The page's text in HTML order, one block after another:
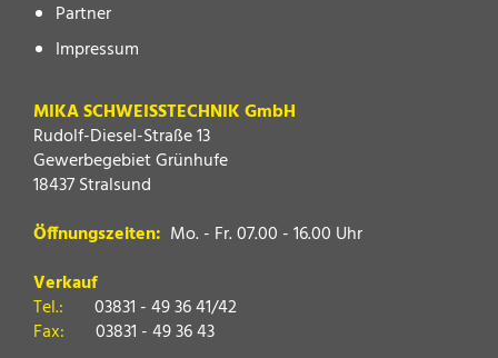
Partner
Impressum
MIKA SCHWEISSTECHNIK GmbH
Rudolf-Diesel-Straße 13
Gewerbegebiet Grünhufe
18437 Stralsund
Öffnungszeiten: Mo. - Fr. 07.00 - 16.00 Uhr
Verkauf
Tel.: 03831 - 49 36 41/42
Fax: 03831 - 49 36 43